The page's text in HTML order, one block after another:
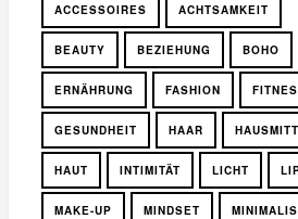
ACCESSOIRES ACHTSAMKEIT
BEAUTY BEZIEHUNG BOHO
ERNÄHRUNG FASHION
GESUNDHEIT HAAR
HAUT INTIMITÄT LICHT
MAKE-UP MINDSET